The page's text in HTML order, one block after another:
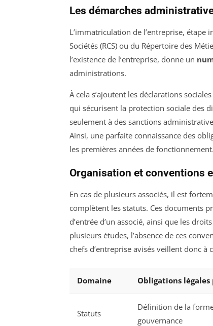
Les démarches
L’immatriculation de l’entreprise,
Sociétés (RCS) ou du Répertoire des
l’existence de l’entreprise, donne un
administrations.
À cela s’ajoutent les déclarations
qui sécurisent la protection sociale des
seulement à des sanctions
Ainsi, une parfaite connaissance des
les premières années de fonctionnement.
Organisation et conventions
En cas de plusieurs associés, il est
complètent les statuts. Ces documents
d’entrée d’un associé, ainsi que les
plusieurs études, l’absence de ces
chefs d’entreprise avisés veillent donc
Domaine Obligations
Statuts
Définition de la
gouvernance